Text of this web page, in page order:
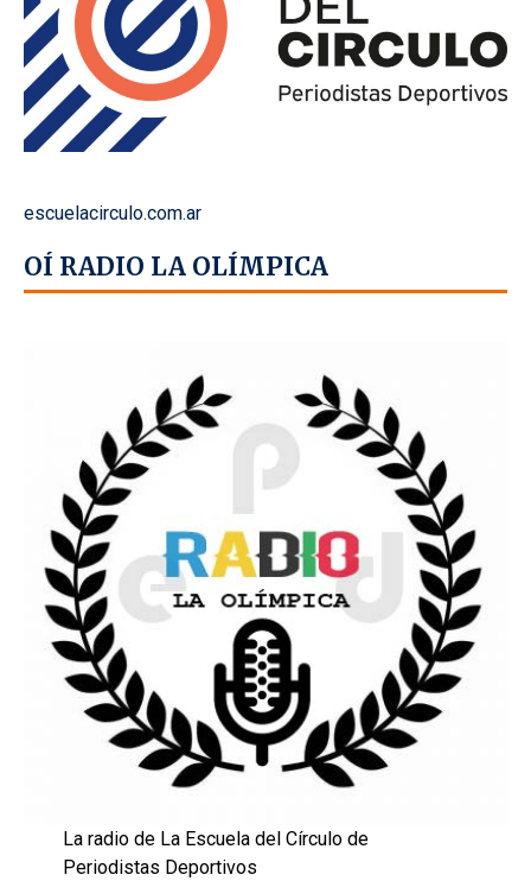
escuelacirculo.com.ar
OÍ RADIO LA OLÍMPICA
La radio de La Escuela del Círculo de
Periodistas Deportivos